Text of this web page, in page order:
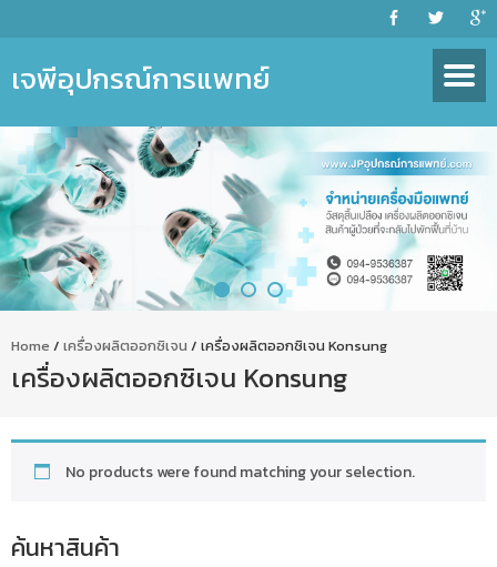
เจพีอุปกรณ์การแพทย์
Home / เครื่องผลิตออกซิเจน / เครื่องผลิตออกซิเจน Konsung
เครื่องผลิตออกซิเจน Konsung
No products were found matching your selection.
ค้นหาสินค้า